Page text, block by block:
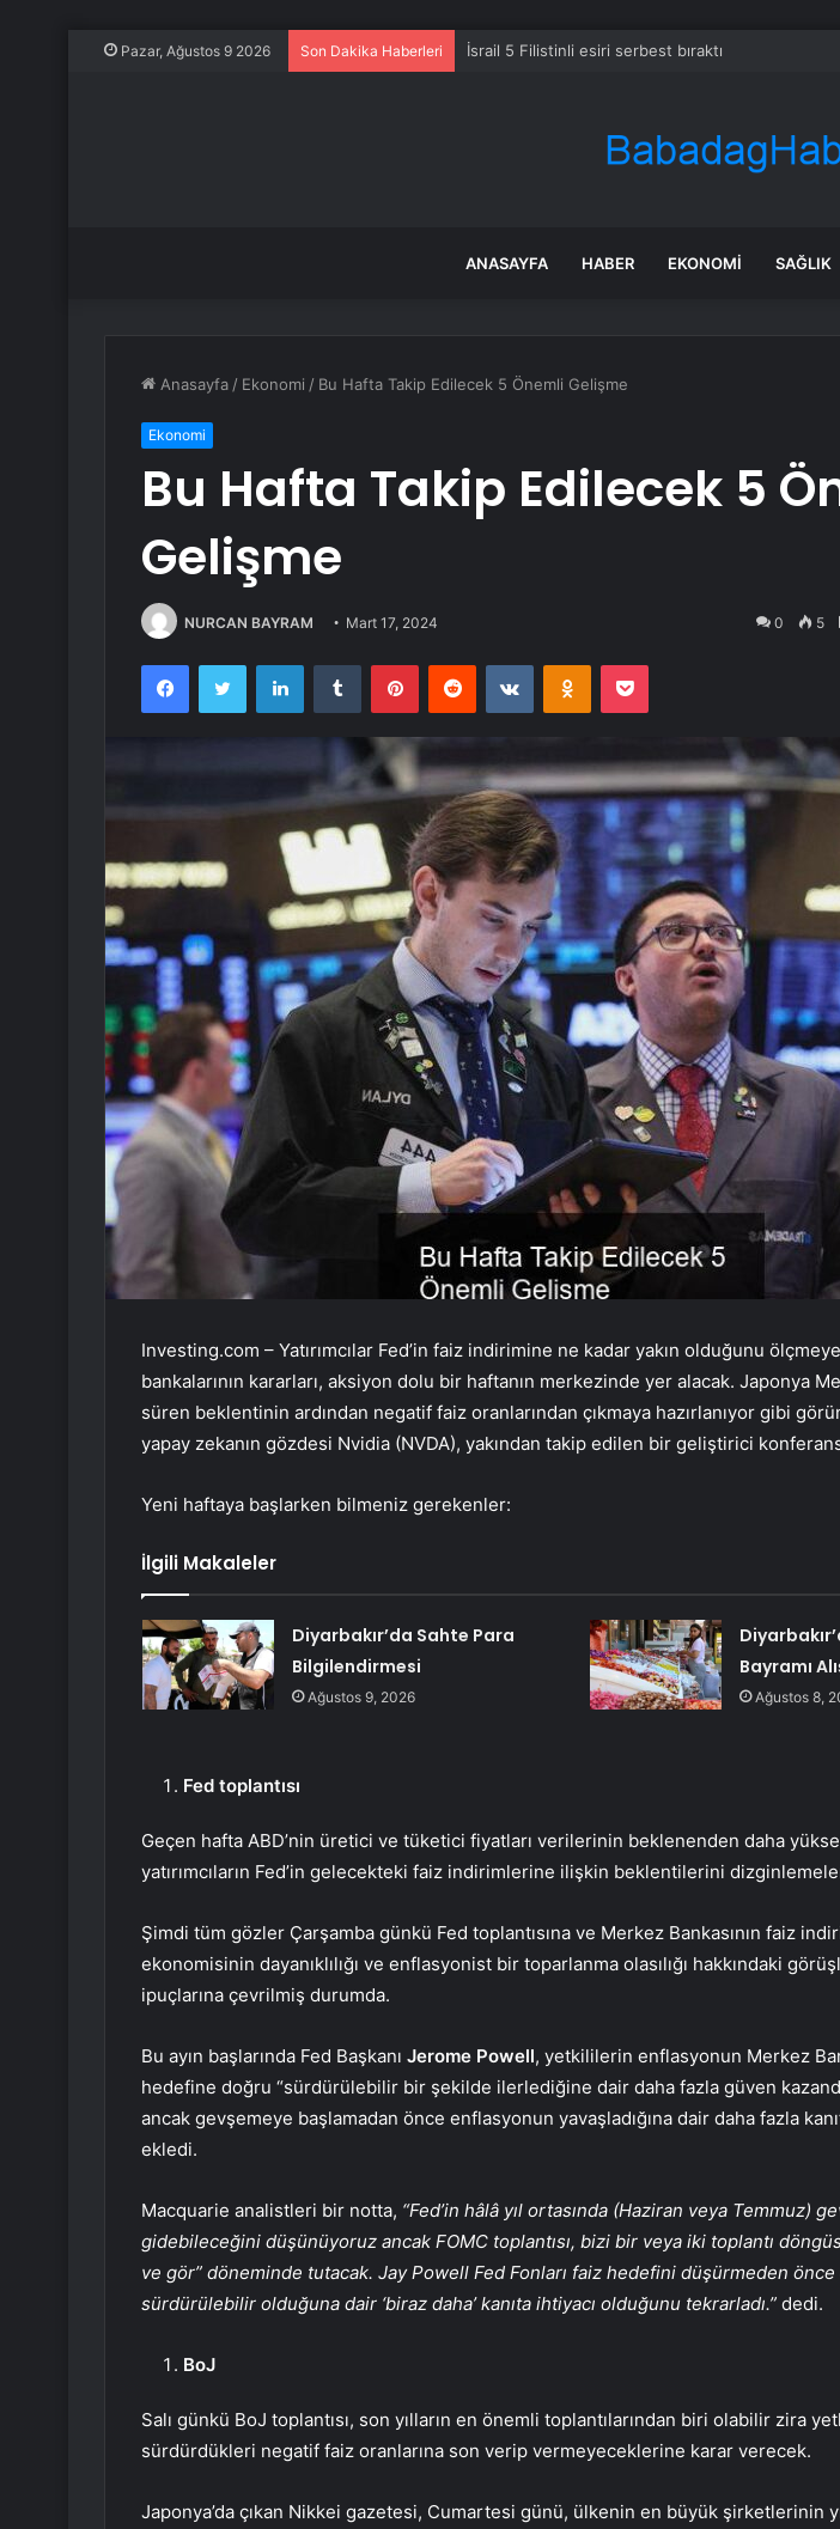
Pazar, Ağustos 9 2026 Son Dakika Haberleri İsrail 5 Filistinli esiri serbest bıraktı
ANASAYFA HABER EKONOMI SAĞLIK
Anasayfa / Ekonomi / Bu Hafta Takip Edilecek 5 Önemli Gelişme
Ekonomi
Bu Hafta Takip Edilecek 5
Gelişme
NURCAN BAYRAM Mart 17, 2024 0 5
FacebookTwitter LinkedInTumblr PinterestReddit VKontakteOdnoklassniki
Pocket
Investing.com – Yatırımcılar Fed’in faiz indirimine ne kadar yakın olduğunu
bankalarının kararları, aksiyon dolu bir haftanın merkezinde yer alacak. Japonya
süren beklentinin ardından negatif faiz oranlarından çıkmaya hazırlanıyor gibi
yapay zekanın gözdesi Nvidia (NVDA), yakından takip edilen bir geliştirici
Yeni haftaya başlarken bilmeniz gerekenler:
İlgili Makaleler
Diyarbakır’da Sahte Para
Bilgilendirmesi
Ağustos 9, 2026
Bayramı
Ağustos 8,
Fed toplantısı
Geçen hafta ABD’nin üretici ve tüketici fiyatları verilerinin beklenenden daha
yatırımcıların Fed’in gelecekteki faiz indirimlerine ilişkin beklentilerini
Şimdi tüm gözler Çarşamba günkü Fed toplantısına ve Merkez Bankasının faiz
ekonomisinin dayanıklılığı ve enflasyonist bir toparlanma olasılığı hakkındaki
ipuçlarına çevrilmiş durumda.
Bu ayın başlarında Fed Başkanı Jerome Powell, yetkililerin enflasyonun Merkez
hedefine doğru “sürdürülebilir bir şekilde ilerlediğine dair daha fazla güven
ancak gevşemeye başlamadan önce enflasyonun yavaşladığına dair daha fazla
ekledi.
Macquarie analistleri bir notta, “Fed’in hâlâ yıl ortasında (Haziran veya Temmuz)
gidebileceğini düşünüyoruz ancak FOMC toplantısı, bizi bir veya iki toplantı
ve gör” döneminde tutacak. Jay Powell Fed Fonları faiz hedefini düşürmeden
sürdürülebilir olduğuna dair ‘biraz daha’ kanıta ihtiyacı olduğunu tekrarladı.” dedi.
BoJ
Salı günkü BoJ toplantısı, son yılların en önemli toplantılarından biri olabilir zira
sürdürdükleri negatif faiz oranlarına son verip vermeyeceklerine karar verecek.
Japonya’da çıkan Nikkei gazetesi, Cumartesi günü, ülkenin en büyük şirketlerinin